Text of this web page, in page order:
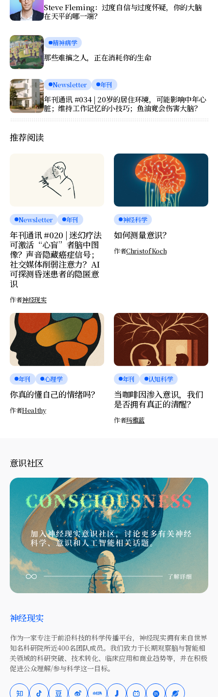
Steve Fleming：过度自信与过度怀疑，你的大脑
在天平的哪一端？
精神病学
那些难搞之人，正在消耗你的生命
Newsletter 年刊
年刊通讯 #034 | 20岁的居住环境，可能影响中年心
脏；维持工作记忆的小技巧；鱼油竟会伤害大脑？
推荐阅读
Newsletter 年刊
年刊通讯 #020 | 迷幻疗法
可激活“心盲”者脑中图
像？声音隐藏癌症信号；
社交媒体削弱注意力？AI
可探测昏迷患者的隐匿意
识
作者神经现实
神经科学
如何测量意识？
作者Christof Koch
年刊 心理学
你真的懂自己的情绪吗？
作者Healthy
年刊 认知科学
当咖啡因渗入意识，我们
是否拥有真正的清醒？
作者玛雅蓝
意识社区
神经现实
作为一家专注于前沿科技的科学传播平台，神经现实拥有来自世界
知名科研院所近400名团队成员。我们致力于长期观察脑与智能相
关领域的科研突破、技术转化、临床应用和商业趋势等，并在积极
促进公众理解/参与科学这一目标。